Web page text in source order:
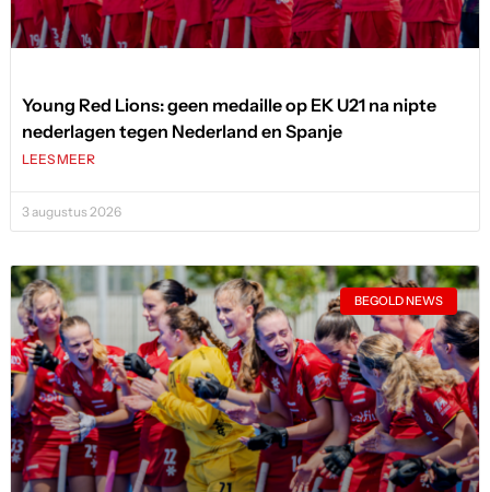
Young Red Lions: geen medaille op EK U21 na nipte
nederlagen tegen Nederland en Spanje
LEES MEER
3 augustus 2026
BEGOLD NEWS